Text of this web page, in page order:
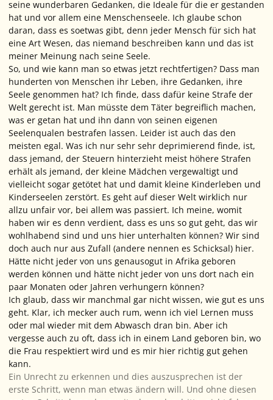
seine wunderbaren Gedanken, die Ideale für die er gestanden
hat und vor allem eine Menschenseele. Ich glaube schon
daran, dass es soetwas gibt, denn jeder Mensch für sich hat
eine Art Wesen, das niemand beschreiben kann und das ist
meiner Meinung nach seine Seele.
So, und wie kann man so etwas jetzt rechtfertigen? Dass man
hunderten von Menschen ihr Leben, ihre Gedanken, ihre
Seele genommen hat? Ich finde, dass dafür keine Strafe der
Welt gerecht ist. Man müsste dem Täter begreiflich machen,
was er getan hat und ihn dann von seinen eigenen
Seelenqualen bestrafen lassen. Leider ist auch das den
meisten egal. Was ich nur sehr sehr deprimierend finde, ist,
dass jemand, der Steuern hinterzieht meist höhere Strafen
erhält als jemand, der kleine Mädchen vergewaltigt und
vielleicht sogar getötet hat und damit kleine Kinderleben und
Kinderseelen zerstört. Es geht auf dieser Welt wirklich nur
allzu unfair vor, bei allem was passiert. Ich meine, womit
haben wir es denn verdient, dass es uns so gut geht, das wir
wohlhabend sind und uns hier unterhalten können? Wir sind
doch auch nur aus Zufall (andere nennen es Schicksal) hier.
Hätte nicht jeder von uns genausogut in Afrika geboren
werden können und hätte nicht jeder von uns dort nach ein
paar Monaten oder Jahren verhungern können?
Ich glaub, dass wir manchmal gar nicht wissen, wie gut es uns
geht. Klar, ich mecker auch rum, wenn ich viel Lernen muss
oder mal wieder mit dem Abwasch dran bin. Aber ich
vergesse auch zu oft, dass ich in einem Land geboren bin, wo
die Frau respektiert wird und es mir hier richtig gut gehen
kann.
Ein Unrecht zu erkennen und dies auszusprechen ist der
erste Schritt, wenn man etwas ändern will. Und ohne diesen